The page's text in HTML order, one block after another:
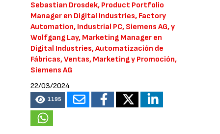
Sebastian Drosdek, Product Portfolio
Manager en Digital Industries, Factory
Automation, Industrial PC, Siemens AG, y
Wolfgang Lay, Marketing Manager en
Digital Industries, Automatización de
Fábricas, Ventas, Marketing y Promoción,
Siemens AG
22/03/2024
1195